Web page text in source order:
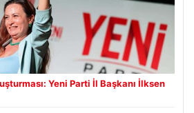
Yeni Parti İl Başkanı İlksen